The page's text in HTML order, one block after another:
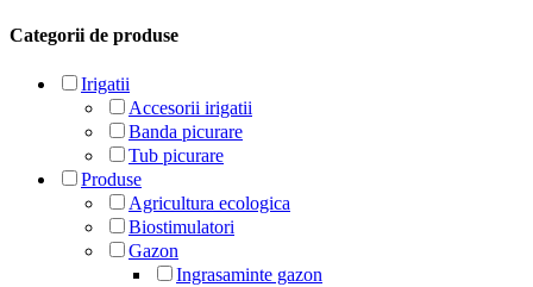
Categorii de produse
Irigatii
Accesorii irigatii
Banda picurare
Tub picurare
Produse
Agricultura ecologica
Biostimulatori
Gazon
Ingrasaminte gazon